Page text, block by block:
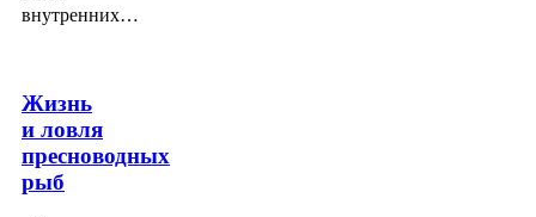
внутренних…
Жизнь
и ловля
пресноводных
рыб